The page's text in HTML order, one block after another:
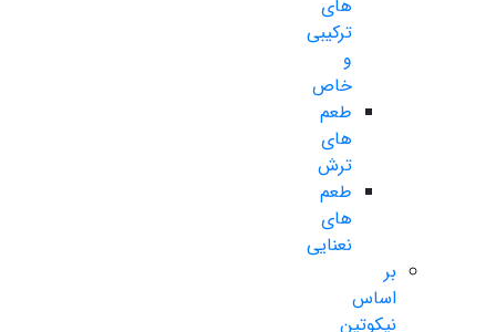
های
ترکیبی
و
خاص
طعم
های
ترش
طعم
های
نعنایی
بر
اساس
نیکوتین